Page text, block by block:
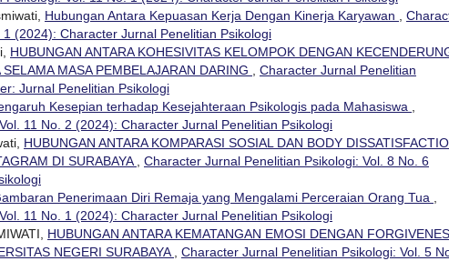
Hubungan Antara Kepuasan Kerja Dengan Kinerja Karyawan
(2024): Character Jurnal Penelitian Psikologi
HUBUNGAN ANTARA KOHESIVITAS KELOMPOK DENGAN
MASA PEMBELAJARAN DARING
Character Jurnal Penelitian
Jurnal Penelitian Psikologi
Kesepian terhadap Kesejahteraan Psikologis pada Mahasiswa
11 No. 2 (2024): Character Jurnal Penelitian Psikologi
HUBUNGAN ANTARA KOMPARASI SOSIAL DAN BODY
DI SURABAYA
Character Jurnal Penelitian Psikologi: Vol. 8 No. 6
Penerimaan Diri Remaja yang Mengalami Perceraian Orang Tua
11 No. 1 (2024): Character Jurnal Penelitian Psikologi
HUBUNGAN ANTARA KEMATANGAN EMOSI DENGAN
NEGERI SURABAYA
Character Jurnal Penelitian Psikologi: Vol. 5